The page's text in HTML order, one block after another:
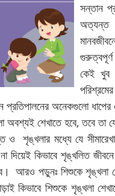
সন্তান
কেই খুব
অনেকগুলো ধাপের
অবশ্যই শেখাতে হবে, তবে
ও শৃঙ্খলার মধ্যে যে
দিয়েই কিভাবে শৃঙ্খলিত
আরও পড়ুনঃ শিশুকে শৃঙ্খলা
কিভাবে শিশুকে শৃঙ্খলা